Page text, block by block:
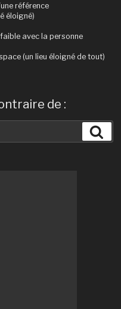
référence
éloigné)
avec la personne
(un lieu éloigné de tout)
de :